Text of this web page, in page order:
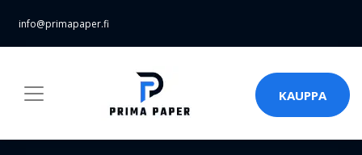
info@primapaper.fi
KAUPPA